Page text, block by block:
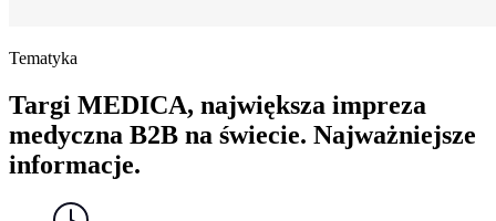
Tematyka
Targi MEDICA, największa impreza
medyczna B2B na świecie. Najważniejsze
informacje.